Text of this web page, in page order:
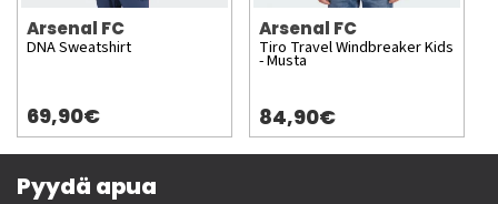
Arsenal FC
DNA Sweatshirt
69,90€
Arsenal FC
Tiro Travel Windbreaker Kids
- Musta
84,90€
Pyydä apua